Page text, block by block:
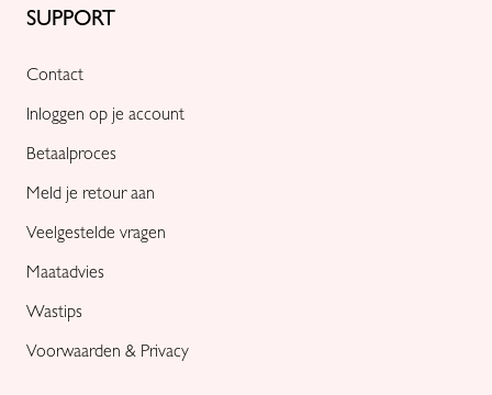
SUPPORT
Contact
Inloggen op je account
Betaalproces
Meld je retour aan
Veelgestelde vragen
Maatadvies
Wastips
Voorwaarden & Privacy